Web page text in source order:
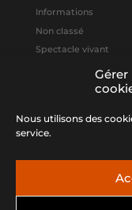
Nous utilisons des
service.
Informations
Non classé
Spectacle vivant
Flux des publications